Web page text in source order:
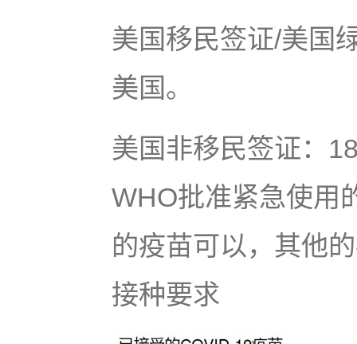
美国移民签证/美国
美国。
美国非移民签证：
WHO批准紧急使用
的疫苗可以，其他
接种要求